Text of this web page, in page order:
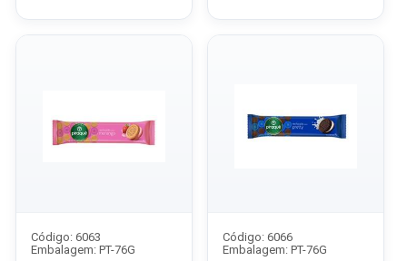
Código: 6063
Embalagem: PT-76G
Código: 6066
Embalagem: PT-76G